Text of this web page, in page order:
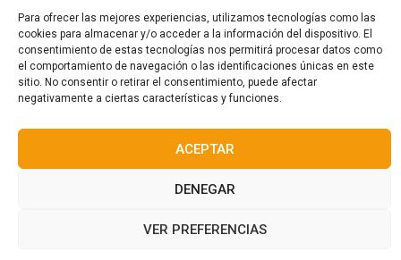
Para ofrecer las mejores experiencias, utilizamos tecnologías como las
cookies para almacenar y/o acceder a la información del dispositivo. El
consentimiento de estas tecnologías nos permitirá procesar datos como
el comportamiento de navegación o las identificaciones únicas en este
sitio. No consentir o retirar el consentimiento, puede afectar
negativamente a ciertas características y funciones.
ACEPTAR
DENEGAR
VER PREFERENCIAS
08024 Barcelona
© 2023 Todos los derechos reservados
Diseñado y fabricado en Barcelona